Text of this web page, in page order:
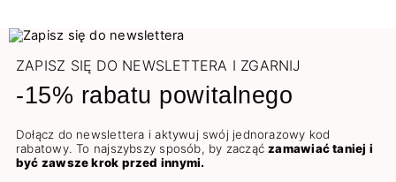
ZAPISZ SIĘ DO NEWSLETTERA I ZGARNIJ
-15% rabatu powitalnego
Dołącz do newslettera i aktywuj swój jednorazowy kod
rabatowy. To najszybszy sposób, by zacząćzamawiać taniej i
być zawsze krok przed innymi.